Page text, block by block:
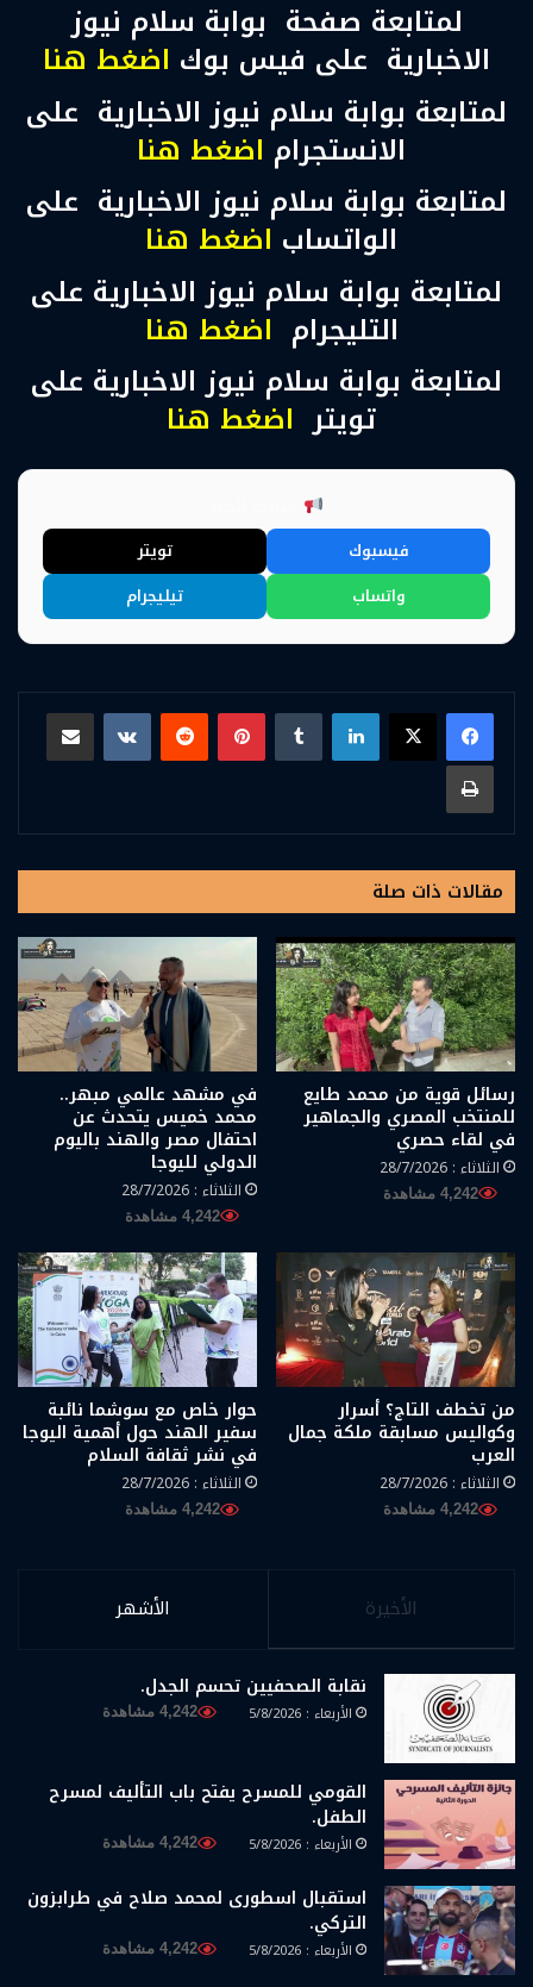
لمتابعة صفحة بوابة سلام نيوز
الاخبارية على فيس بوك اضغط هنا
لمتابعة بوابة سلام نيوز الاخبارية على
الانستجرام اضغط هنا
لمتابعة بوابة سلام نيوز الاخبارية على
الواتساب اضغط هنا
لمتابعة بوابة سلام نيوز الاخبارية على
التليجرام اضغط هنا
لمتابعة بوابة سلام نيوز الاخبارية على
تويتر اضغط هنا
فيسبوك
تويتر
واتساب
تيليجرام
لينكدإن بينتيريست
مشاركة عبر البريد
طباعة
مقالات ذات صلة
رسائل قوية من محمد طايع
للمنتخب المصري والجماهير
في لقاء حصري
الثلاثاء : 28/7/2026
4,242 مشاهدة
في مشهد عالمي مبهر..
محمد خميس يتحدث عن
احتفال مصر والهند باليوم
الدولي لليوجا
الثلاثاء : 28/7/2026
4,242 مشاهدة
من تخطف التاج؟ أسرار
وكواليس مسابقة ملكة جمال
العرب
الثلاثاء : 28/7/2026
4,242 مشاهدة
حوار خاص مع سوشما نائبة
سفير الهند حول أهمية اليوجا
في نشر ثقافة السلام
الثلاثاء : 28/7/2026
4,242 مشاهدة
الأخيرة الأشهر
نقابة الصحفيين تحسم الجدل.
الأربعاء : 5/8/2026 4,242 مشاهدة
القومي للمسرح يفتح باب التأليف لمسرح
الطفل.
الأربعاء : 5/8/2026 4,242 مشاهدة
استقبال اسطورى لمحمد صلاح في طرابزون
التركي.
الأربعاء : 5/8/2026 4,242 مشاهدة